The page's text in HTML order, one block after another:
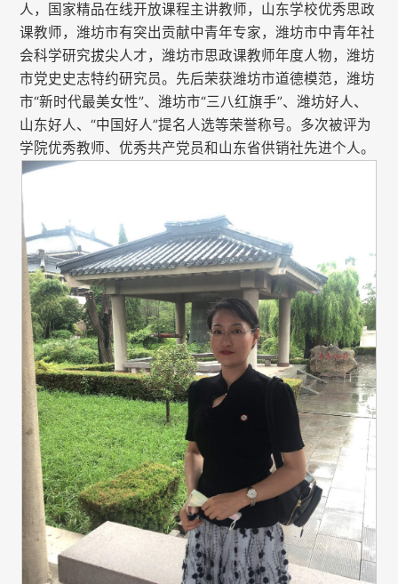
人，国家精品在线开放课程主讲教师，山东学校优秀思政
课教师，潍坊市有突出贡献中青年专家，潍坊市中青年社
会科学研究拔尖人才，潍坊市思政课教师年度人物，潍坊
市党史史志特约研究员。先后荣获潍坊市道德模范，潍坊
市“新时代最美女性”、潍坊市“三八红旗手”、潍坊好人、
山东好人、“中国好人”提名人选等荣誉称号。多次被评为
学院优秀教师、优秀共产党员和山东省供销社先进个人。